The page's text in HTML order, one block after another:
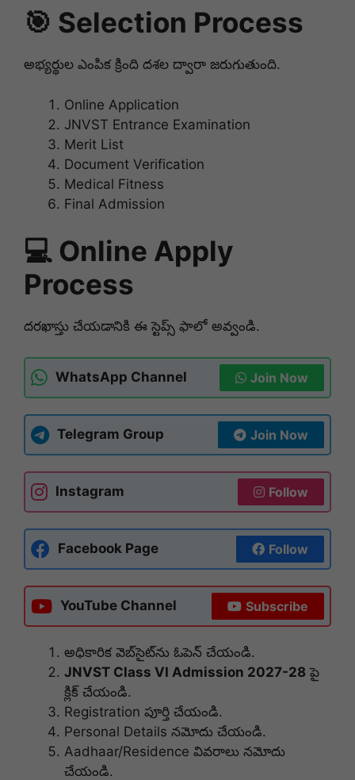
🎯 Selection Process
అభ్యర్థుల ఎంపిక క్రింది దశల ద్వారా జరుగుతుంది.
Online Application
JNVST Entrance Examination
Merit List
Document Verification
Medical Fitness
Final Admission
💻 Online Apply
Process
దరఖాస్తు చేయడానికి ఈ స్టెప్స్ ఫాలో అవ్వండి.
WhatsApp Channel Join Now
Telegram Group Join Now
Instagram Follow
Facebook Page Follow
YouTube Channel Subscribe
అధికారిక వెబ్‌సైట్‌ను ఓపెన్ చేయండి.
JNVST Class VI Admission 2027-28 పై
క్లిక్ చేయండి.
Registration పూర్తి చేయండి.
Personal Details నమోదు చేయండి.
Aadhaar/Residence వివరాలు నమోదు
చేయండి.